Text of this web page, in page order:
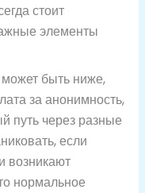
стоит
элементы
быть ниже,
за анонимность,
путь через разные
если
возникают
нормальное